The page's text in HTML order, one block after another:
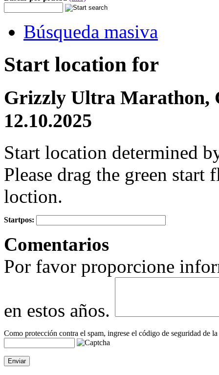
Búsqueda masiva
Start location for
Grizzly Ultra Marathon,
12.10.2025
Start location determined
Please drag the green start
loction.
−
Startpos:
Comentarios
Por favor proporcione
en estos años.
Como protección contra el spam, ingrese el código de seguridad de